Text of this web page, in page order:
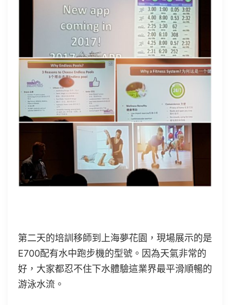
第二天的培訓移師到上海夢花園，現場展示的是
E700配有水中跑步機的型號。因為天氣非常的
好，大家都忍不住下水體驗這業界最平滑順暢的
游泳水流。